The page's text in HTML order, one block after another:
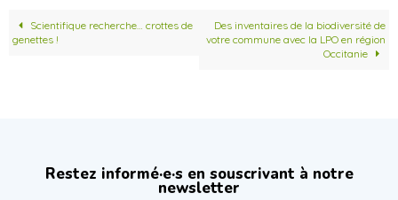
Scientifique recherche… crottes de
genettes !
Des inventaires de la biodiversité de
votre commune avec la LPO en région
Occitanie
Restez informé·e·s en souscrivant à notre
newsletter